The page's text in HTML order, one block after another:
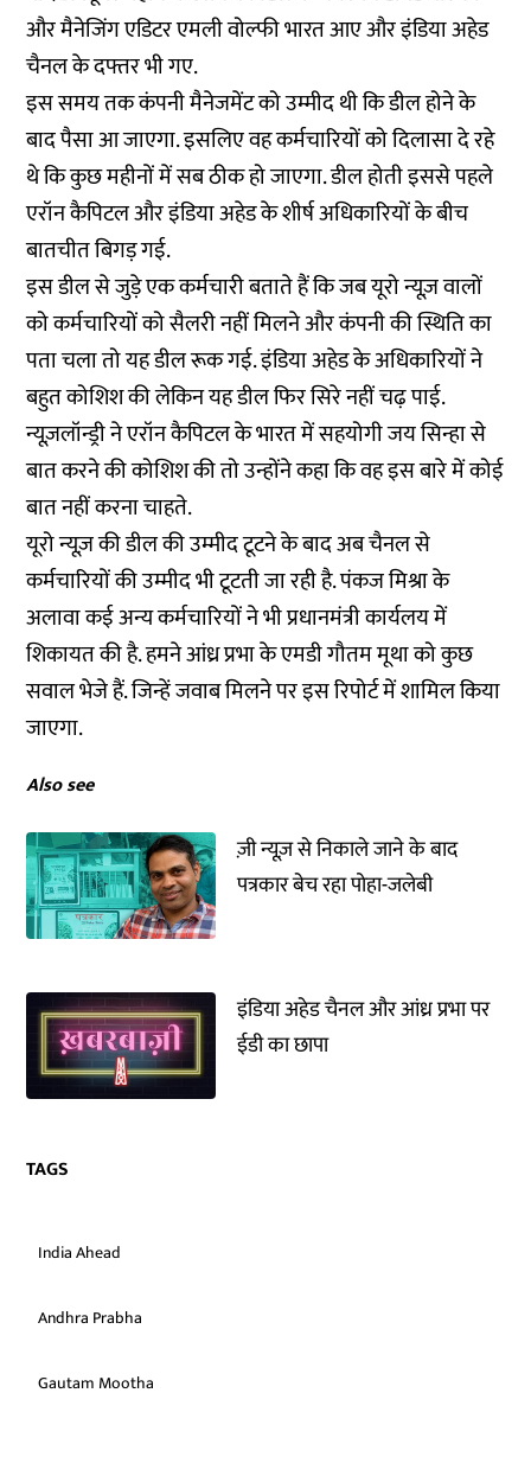
और मैनेजिंग एडिटर एमली वोल्फी भारत आए और इंडिया अहेड
चैनल के दफ्तर भी गए.
इस समय तक कंपनी मैनेजमेंट को उम्मीद थी कि डील होने के
बाद पैसा आ जाएगा. इसलिए वह कर्मचारियों को दिलासा दे रहे
थे कि कुछ महीनों में सब ठीक हो जाएगा. डील होती इससे पहले
एरॉन कैपिटल और इंडिया अहेड के शीर्ष अधिकारियों के बीच
बातचीत बिगड़ गई.
इस डील से जुड़े एक कर्मचारी बताते हैं कि जब यूरो न्यूज़ वालों
को कर्मचारियों को सैलरी नहीं मिलने और कंपनी की स्थिति का
पता चला तो यह डील रूक गई. इंडिया अहेड के अधिकारियों ने
बहुत कोशिश की लेकिन यह डील फिर सिरे नहीं चढ़ पाई.
न्यूज़लॉन्ड्री ने एरॉन कैपिटल के भारत में सहयोगी जय सिन्हा से
बात करने की कोशिश की तो उन्होंने कहा कि वह इस बारे में कोई
बात नहीं करना चाहते.
यूरो न्यूज़ की डील की उम्मीद टूटने के बाद अब चैनल से
कर्मचारियों की उम्मीद भी टूटती जा रही है. पंकज मिश्रा के
अलावा कई अन्य कर्मचारियों ने भी प्रधानमंत्री कार्यलय में
शिकायत की है. हमने आंध्र प्रभा के एमडी गौतम मूथा को कुछ
सवाल भेजे हैं. जिन्हें जवाब मिलने पर इस रिपोर्ट में शामिल किया
जाएगा.
Also see
ज़ी न्यूज़ से निकाले जाने के बाद
पत्रकार बेच रहा पोहा-जलेबी
इंडिया अहेड चैनल और आंध्र प्रभा पर
ईडी का छापा
TAGS
India Ahead
Andhra Prabha
Gautam Mootha